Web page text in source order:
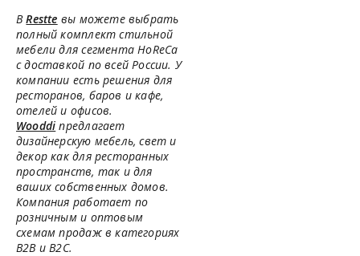
ВRestte вы можете выбрать
полный комплект стильной
мебели для сегмента HoReCa
с доставкой по всей России. У
компании есть решения для
ресторанов, баров и кафе,
отелей и офисов.
Wooddi предлагает
дизайнерскую мебель, свет и
декор как для ресторанных
пространств, так и для
ваших собственных домов.
Компания работает по
розничным и оптовым
схемам продаж в категориях
B2B и B2C.